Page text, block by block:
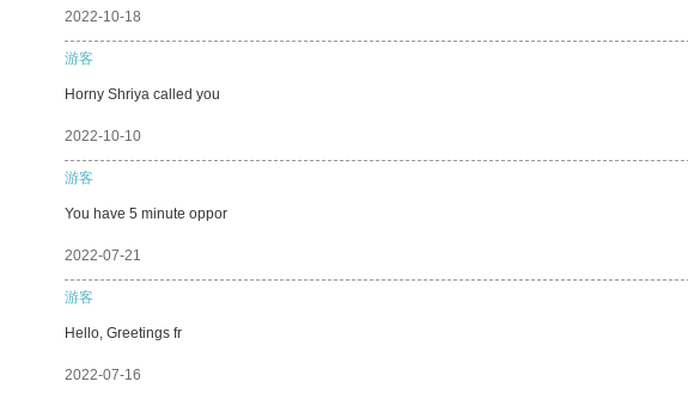
2022-10-18
游客
Horny Shriya called you
2022-10-10
游客
You have 5 minute oppor
2022-07-21
游客
Hello, Greetings fr
2022-07-16